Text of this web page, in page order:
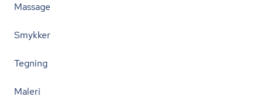
Massage
Smykker
Tegning
Maleri